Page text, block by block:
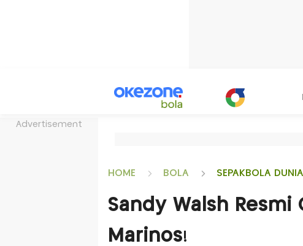
Advertisement
HOME BOLA SEPAKBOLA DUNIA
Sandy Walsh Resmi
Marinos!